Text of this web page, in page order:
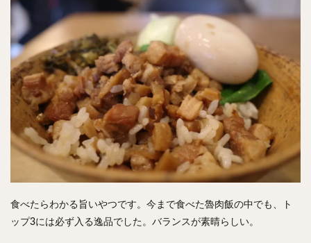
食べたらわかる旨いやつです。今まで食べた魯肉飯の中でも、ト
ップ3には必ず入る逸品でした。バランスが素晴らしい。